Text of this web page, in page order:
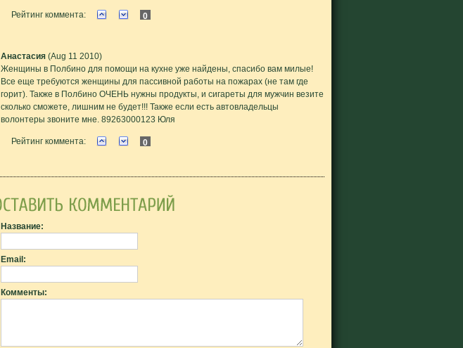
Рейтинг коммента: 0
Анастасия (Aug 11 2010)
Женщины в Полбино для помощи на кухне уже найдены, спасибо вам милые!
Все еще требуются женщины для пассивной работы на пожарах (не там где
горит). Также в Полбино ОЧЕНЬ нужны продукты, и сигареты для мужчин везите
сколько сможете, лишним не будет!!! Также если есть автовладельцы
волонтеры звоните мне. 89263000123 Юля
Рейтинг коммента: 0
Название:
Email:
Комменты: